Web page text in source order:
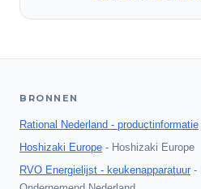
BRONNEN
Rational Nederland - productinformatie
Hoshizaki Europe - Hoshizaki Europe
RVO Energielijst - keukenapparatuur -